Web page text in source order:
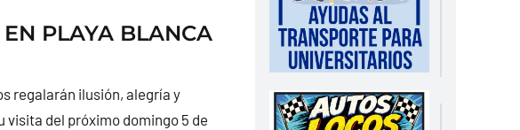
PLAYA BLANCA
regalarán ilusión, alegría y
visita del próximo domingo 5 de